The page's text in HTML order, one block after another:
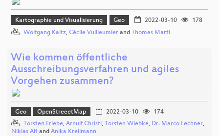
Kartographie und Visualisierung Geo 2022-03-10
178
Wolfgang Kaltz, Cécile Vuilleumier and Thomas Marti
Wie kommen öffentliche
Ausschreibungsverfahren und agiles
Vorgehen zusammen?
Geo OpenStreeetMap 2022-03-10
174
Torsten Friebe, Arnulf Christl, Torsten Wiebke, Dr. Marco Lechner,
Niklas Alt and Anika Krellmann